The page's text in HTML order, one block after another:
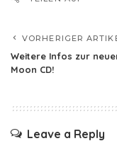
VORHERIGER
Weitere Infos zur
Moon CD!
Leave a Reply